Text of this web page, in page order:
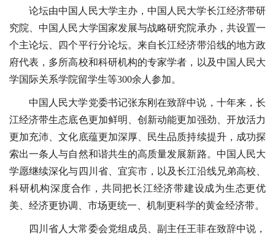
论坛由中国人民大学主办，中国人民大学长江经济带研
究院、中国人民大学国家发展与战略研究院承办，共设置一
个主论坛、四个平行分论坛。来自长江经济带沿线的地方政
府代表，多所高校和科研机构的专家学者，以及中国人民大
学国际关系学院留学生等300余人参加。
中国人民大学党委书记张东刚在致辞中说，十年来，长
江经济带生态底色更加鲜明、创新动能更加强劲、开放活力
更加充沛、文化底蕴更加深厚、民生品质持续提升，成功探
索出一条人与自然和谐共生的高质量发展新路。中国人民大
学愿继续深化与四川省、宜宾市，以及长江沿线兄弟高校、
科研机构深度合作，共同把长江经济带建设成为生态更优
美、经济更协调、市场更统一、机制更科学的黄金经济带。
四川省人大常委会党组成员、副主任王菲在致辞中说，